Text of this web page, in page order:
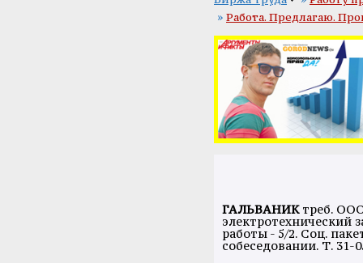
» Работа. Предлагаю.
ГАЛЬВАНИКтреб.
электротехнический
работы - 5/2. Соц.
собеседовании. Т. 31-